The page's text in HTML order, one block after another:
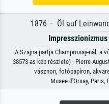
1876 · Öl auf
Impresszionizmus
A Szajna partja Champrosay-nál, a
38573-as kép részlete) · Pierre-
vásznon, fotópapíron,
Musee d'Orsay, Paris,